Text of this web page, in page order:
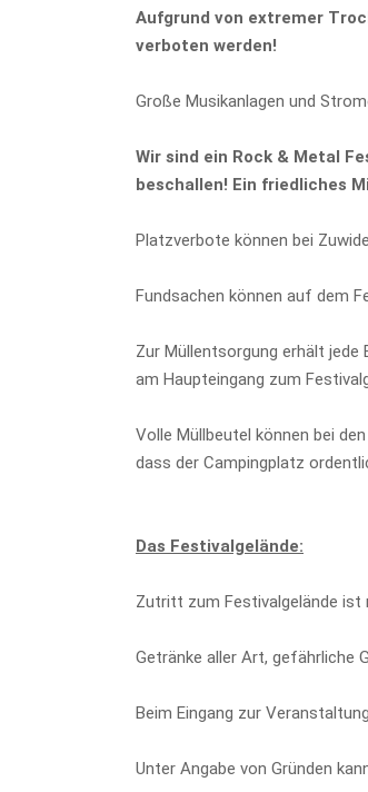
Aufgrund von extremer
verboten werden!
Große Musikanlagen und
Wir sind ein Rock & Metal
beschallen! Ein friedliches
Platzverbote können bei
Fundsachen können auf dem
Zur Müllentsorgung erhält
am Haupteingang zum
Volle Müllbeutel können bei
dass der Campingplatz
Das Festivalgelände:
Zutritt zum Festivalgelände ist
Getränke aller Art, gefährliche
Beim Eingang zur
Unter Angabe von Gründen